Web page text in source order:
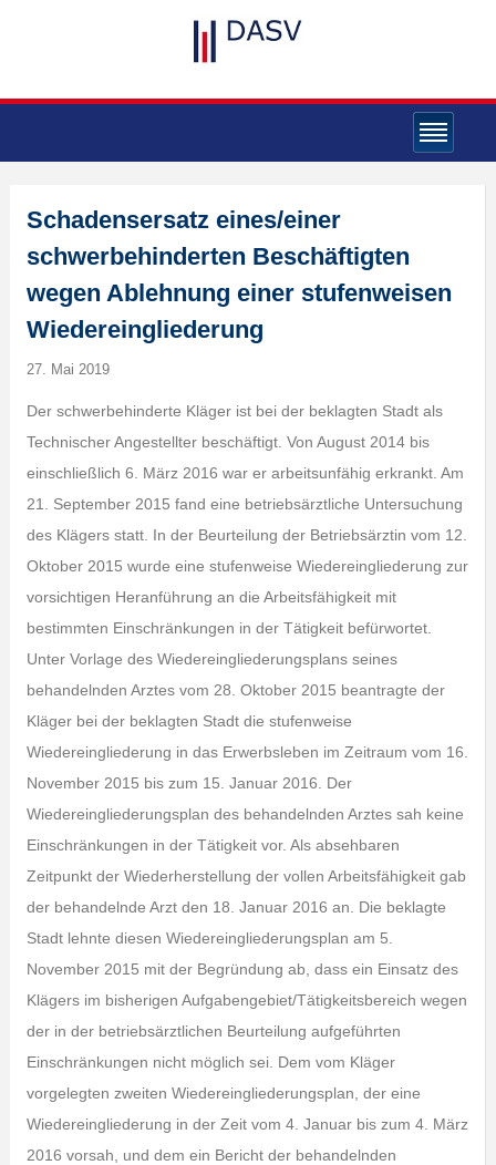
Schadensersatz eines/einer
schwerbehinderten Beschäftigten
wegen Ablehnung einer stufenweisen
Wiedereingliederung
27. Mai 2019
Der schwerbehinderte Kläger ist bei der beklagten Stadt als
Technischer Angestellter beschäftigt. Von August 2014 bis
einschließlich 6. März 2016 war er arbeitsunfähig erkrankt. Am
21. September 2015 fand eine betriebsärztliche Untersuchung
des Klägers statt. In der Beurteilung der Betriebsärztin vom 12.
Oktober 2015 wurde eine stufenweise Wiedereingliederung zur
vorsichtigen Heranführung an die Arbeitsfähigkeit mit
bestimmten Einschränkungen in der Tätigkeit befürwortet.
Unter Vorlage des Wiedereingliederungsplans seines
behandelnden Arztes vom 28. Oktober 2015 beantragte der
Kläger bei der beklagten Stadt die stufenweise
Wiedereingliederung in das Erwerbsleben im Zeitraum vom 16.
November 2015 bis zum 15. Januar 2016. Der
Wiedereingliederungsplan des behandelnden Arztes sah keine
Einschränkungen in der Tätigkeit vor. Als absehbaren
Zeitpunkt der Wiederherstellung der vollen Arbeitsfähigkeit gab
der behandelnde Arzt den 18. Januar 2016 an. Die beklagte
Stadt lehnte diesen Wiedereingliederungsplan am 5.
November 2015 mit der Begründung ab, dass ein Einsatz des
Klägers im bisherigen Aufgabengebiet/Tätigkeitsbereich wegen
der in der betriebsärztlichen Beurteilung aufgeführten
Einschränkungen nicht möglich sei. Dem vom Kläger
vorgelegten zweiten Wiedereingliederungsplan, der eine
Wiedereingliederung in der Zeit vom 4. Januar bis zum 4. März
2016 vorsah, und dem ein Bericht der behandelnden